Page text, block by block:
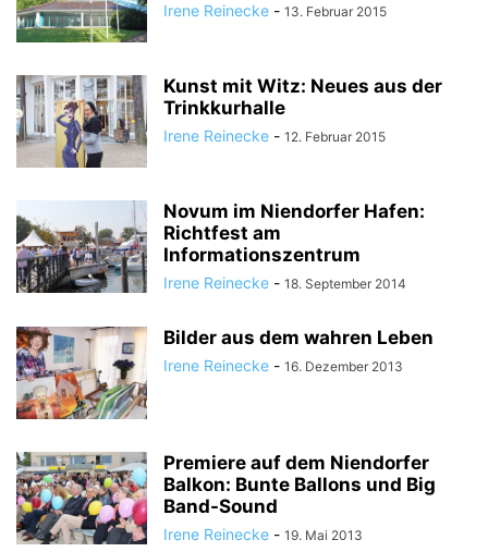
Irene Reinecke - 13. Februar 2015
Kunst mit Witz: Neues aus der
Trinkkurhalle
Irene Reinecke - 12. Februar 2015
Novum im Niendorfer Hafen:
Richtfest am
Informationszentrum
Irene Reinecke - 18. September 2014
Bilder aus dem wahren Leben
Irene Reinecke - 16. Dezember 2013
Premiere auf dem Niendorfer
Balkon: Bunte Ballons und Big
Band-Sound
Irene Reinecke - 19. Mai 2013